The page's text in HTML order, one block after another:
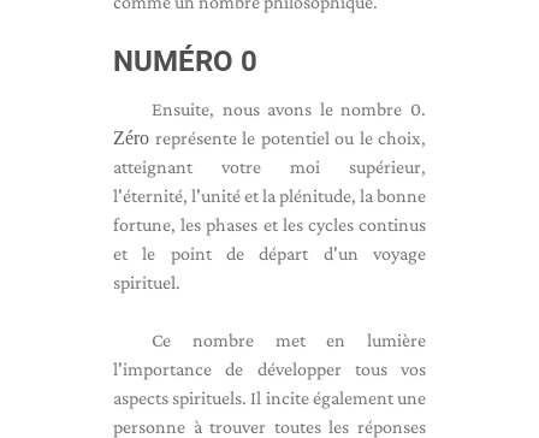
NUMÉRO 0
Ensuite, nous avons le nombre 0.
Zéro représente le potentiel ou le choix,
atteignant votre moi supérieur,
l'éternité, l'unité et la plénitude, la bonne
fortune, les phases et les cycles continus
et le point de départ d'un voyage
spirituel.
Ce nombre met en lumière
l'importance de développer tous vos
aspects spirituels. Il incite également une
personne à trouver toutes les réponses